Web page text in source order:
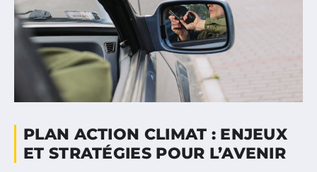
PLAN ACTION CLIMAT : ENJEUX
ET STRATÉGIES POUR L’AVENIR